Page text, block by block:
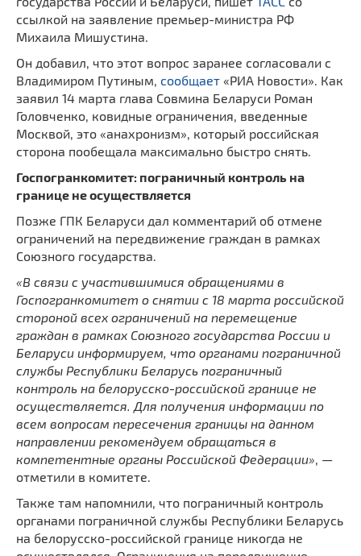
ссылкой на заявление премьер-министра РФ
Михаила Мишустина.
Он добавил, что этот вопрос заранее согласовали с
Владимиром Путиным, сообщает «РИА Новости». Как
заявил 14 марта глава Совмина Беларуси Роман
Головченко, ковидные ограничения, введенные
Москвой, это «анахронизм», который российская
сторона пообещала максимально быстро снять.
Госпогранкомитет: пограничный контроль на
границе не осуществляется
Позже ГПК Беларуси дал комментарий об отмене
ограничений на передвижение граждан в рамках
Союзного государства.
«В связи с участившимися обращениями в
Госпогранкомитет о снятии с 18 марта российской
стороной всех ограничений на перемещение
граждан в рамках Союзного государства России и
Беларуси информируем, что органами пограничной
службы Республики Беларусь пограничный
контроль на белорусско-российской границе не
осуществляется. Для получения информации по
всем вопросам пересечения границы на данном
направлении рекомендуем обращаться в
компетентные органы Российской Федерации» , —
отметили в комитете.
Также там напомнили, что пограничный контроль
органами пограничной службы Республики Беларусь
на белорусско-российской границе никогда не